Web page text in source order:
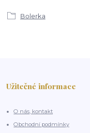
Bolerka
Užitečné informace
O nás, kontakt
Obchodní podmínky